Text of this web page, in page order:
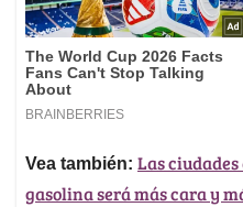
Vea también: Las
gasolina será más cara y